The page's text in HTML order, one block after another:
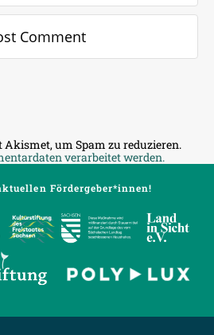
Akismet, um Spam zu reduzieren.
verarbeitet werden.
Fördergeber*innen!